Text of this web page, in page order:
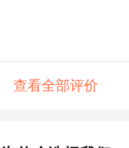
查看全部评价